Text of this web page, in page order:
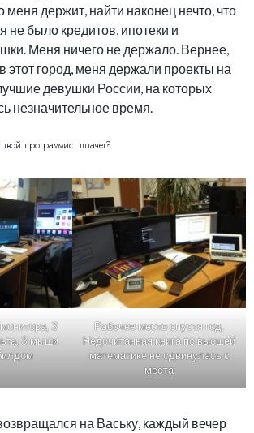
меня держит, найти наконец нечто, что
не было кредитов, ипотеки и
Меня ничего не держало. Вернее,
этот город, меня держали проекты на
девушки России, на которых
незначительное время.
программист плачет?
3
3 мыши
Рабочее место спустя год.
Недочитанная книга по высшей
математике не сдвинулась с
места
на Ваську, каждый вечер